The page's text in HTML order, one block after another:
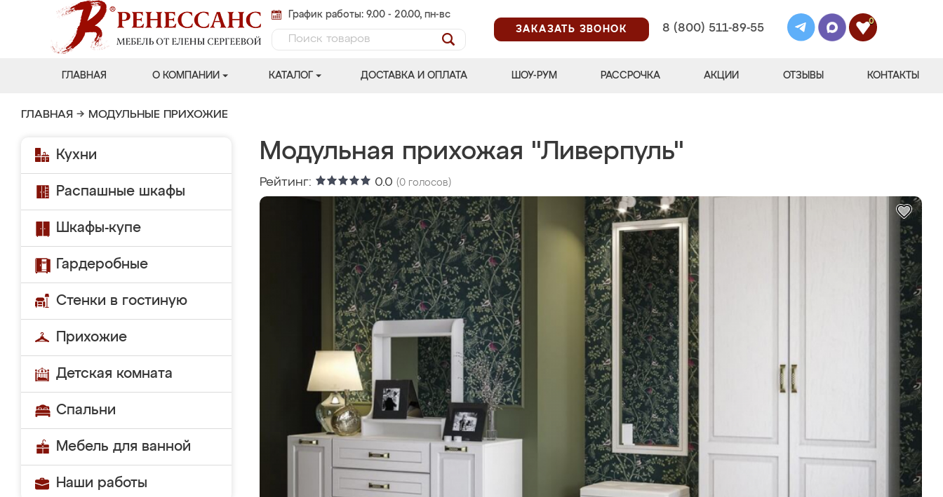
График работы: 9.00 - 20.00, пн-вс
ЗАКАЗАТЬ ЗВОНОК
8 (800) 511-89-55
0
ГЛАВНАЯ О КОМПАНИИ КАТАЛОГ ДОСТАВКА И ОПЛАТА ШОУ-РУМ РАССРОЧКА АКЦИИ ОТЗЫВЫ КОНТАКТЫ
ГЛАВНАЯ → МОДУЛЬНЫЕ ПРИХОЖИЕ
Кухни
Распашные шкафы
Шкафы-купе
Гардеробные
Стенки в гостиную
Прихожие
Детская комната
Спальни
Мебель для ванной
Наши работы
Модульная прихожая "Ливерпуль"
Рейтинг: 0.0 (0 голосов)